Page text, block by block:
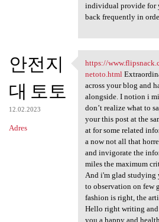
individual provide for
back frequently in
안전지
대 토토
12.02.2023
Adres
https://
https://
netoto.html
across your blog and
alongside. I notion i
don’t realize what to
your this post at the
at for some related
a now not all that
and invigorate the
miles the maximum
And i'm glad studying
to observation on few
fashion is right, the
Hello right writing and
you a happy and